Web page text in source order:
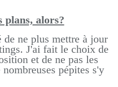
plans, alors?
ne plus mettre à jour
J'ai fait le choix de
et de ne pas les
pépites s'y